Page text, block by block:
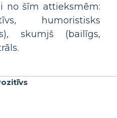
no šīm attieksmēm:
humoristisks
skumjš (bailīgs,